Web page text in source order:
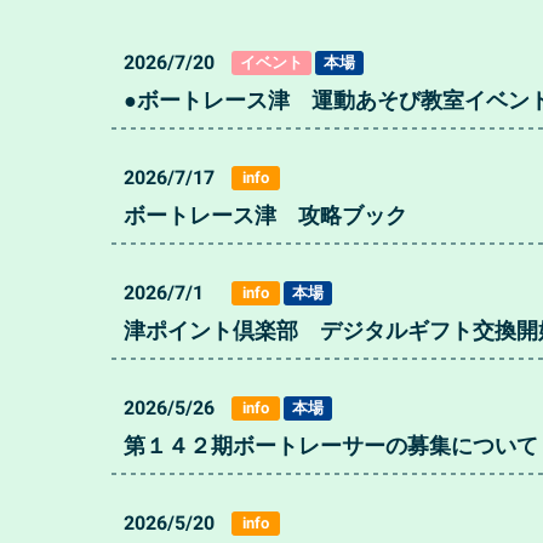
2026/7/20 イベント 本場
●ボートレース津 運動あそび教室イベン
2026/7/17 info
ボートレース津 攻略ブック
2026/7/1 info 本場
津ポイント倶楽部 デジタルギフト交換開
2026/5/26 info 本場
第１４２期ボートレーサーの募集について
2026/5/20 info